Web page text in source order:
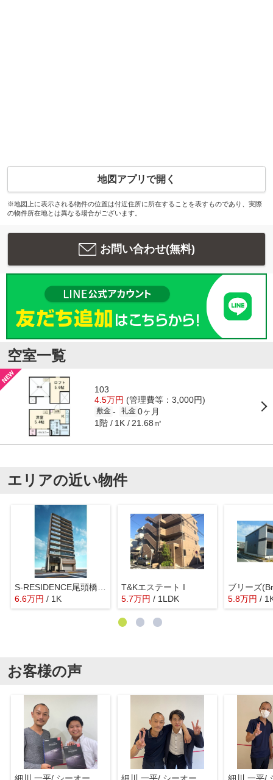
地図アプリで開く
※地図上に表示される物件の位置は付近住所に所在することを表すものであり、実際
の物件所在地とは異なる場合がございます。
お問い合わせ(無料)
空室一覧
103
4.5万円 (管理費等：3,000円)
敷金 - 礼金 0ヶ月
1階 1K 21.68㎡
エリアの近い物件
S-RESIDENCE尾頭橋clarity(クラリティ)
6.6万円 / 1K
T&Kエステート I
5.7万円 / 1LDK
ブリーズ
5.8万円 /
お客様の声